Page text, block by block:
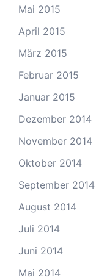
Mai 2015
April 2015
März 2015
Februar 2015
Januar 2015
Dezember 2014
November 2014
Oktober 2014
September 2014
August 2014
Juli 2014
Juni 2014
Mai 2014